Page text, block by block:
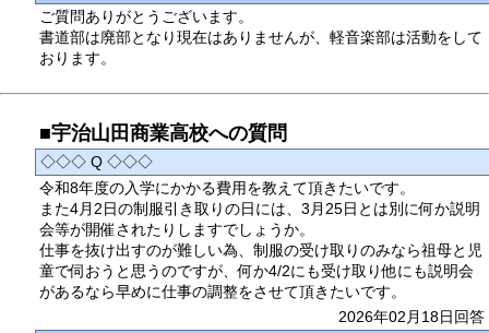
ご質問ありがとうございます。
書道部は廃部となり現在はありませんが、軽音楽部は活動をして
おります。
■宇治山田商業高校への質問
◇◇◇ Q ◇◇◇
令和8年度の入学にかかる費用を教えて頂きたいです。
また4月2日の制服引き取りの日には、3月25日とは別に何か説明
会等が開催されたりしますでしょうか。
仕事を抜け出すのが難しい為、制服の受け取りのみなら祖母と児
童で伺おうと思うのですが、何か4/2にも受け取り他にも説明会
があるなら早めに仕事の調整をさせて頂きたいです。
2026年02月18日回答